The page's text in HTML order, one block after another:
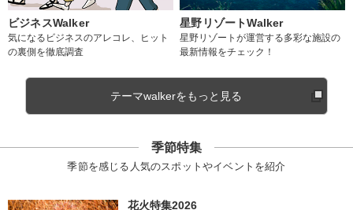
ビジネスWalker
気になるビジネスのアレコレ、ヒット
の裏側を徹底調査
星野リゾートWalker
星野リゾートが運営する多彩な施設の
最新情報をチェック！
テーマwalkerをもっと見る
季節特集
季節を感じる人気のスポットやイベントを紹介
花火特集2026